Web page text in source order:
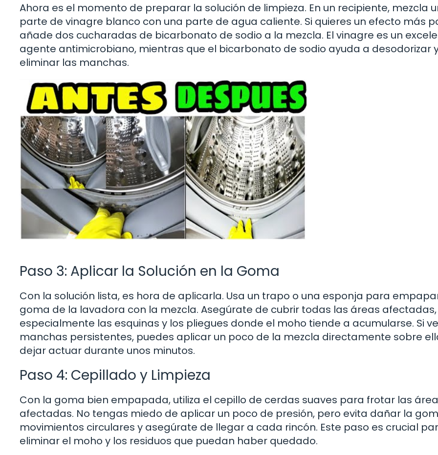
Ahora es el momento de preparar la solución de limpieza. En un recipiente, mezcla
parte de vinagre blanco con una parte de agua caliente. Si quieres un efecto más
añade dos cucharadas de bicarbonato de sodio a la mezcla. El vinagre es un
agente antimicrobiano, mientras que el bicarbonato de sodio ayuda a desodorizar
eliminar las manchas.
Paso 3: Aplicar la Solución en la Goma
Con la solución lista, es hora de aplicarla. Usa un trapo o una esponja para
goma de la lavadora con la mezcla. Asegúrate de cubrir todas las áreas afectadas,
especialmente las esquinas y los pliegues donde el moho tiende a acumularse. Si
manchas persistentes, puedes aplicar un poco de la mezcla directamente sobre
dejar actuar durante unos minutos.
Paso 4: Cepillado y Limpieza
Con la goma bien empapada, utiliza el cepillo de cerdas suaves para frotar las
afectadas. No tengas miedo de aplicar un poco de presión, pero evita dañar la
movimientos circulares y asegúrate de llegar a cada rincón. Este paso es crucial
eliminar el moho y los residuos que puedan haber quedado.